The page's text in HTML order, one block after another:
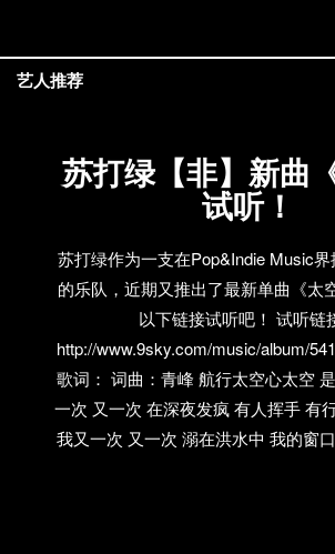
苏打绿【非】新曲
试听！
苏打绿作为一支在Pop&Indie Music
的乐队，近期又推出了最新单曲《太
以下链接试听吧！ 试听链
http://www.9sky.com/music/album/
歌词： 词曲：青峰 航行太空心太空
一次 又一次 在深夜发疯 有人挥手 有
我又一次 又一次 溺在洪水中 我的窗
艺人推荐